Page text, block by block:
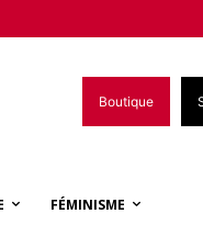
Boutique
FÉMINISME